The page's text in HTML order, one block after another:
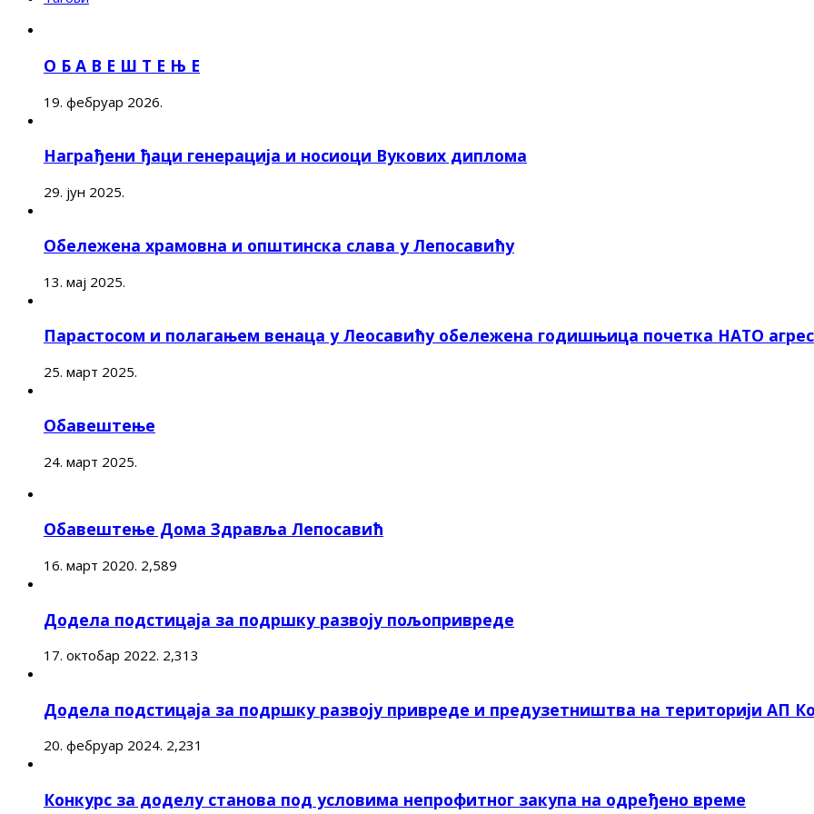
О Б А В Е Ш Т Е Њ Е
19. фебруар 2026.
Награђени ђаци генерација и носиоци Вукових диплома
29. јун 2025.
Обележена храмовна и општинска слава у Лепосавићу
13. мај 2025.
Парастосом и полагањем венаца у Леосавићу обележена годишњица почетка НАТО
25. март 2025.
Обавештење
24. март 2025.
Обавештење Дома Здравља Лепосавић
16. март 2020. 2,589
Додела подстицаја за подршку развоју пољопривреде
17. октобар 2022. 2,313
Додела подстицаја за подршку развоју привреде и предузетништва на територији АП
20. фебруар 2024. 2,231
Конкурс за доделу станова под условима непрофитног закупа на одређено време